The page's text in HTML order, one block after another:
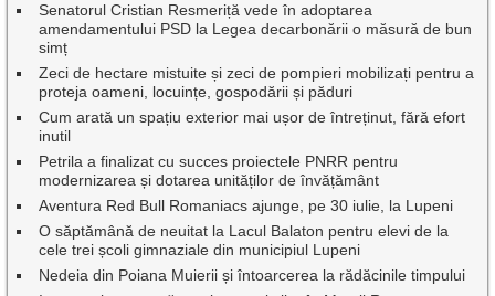
Senatorul Cristian Resmeriță vede în adoptarea
amendamentului PSD la Legea decarbonării o măsură de bun
simț
Zeci de hectare mistuite și zeci de pompieri mobilizați pentru a
proteja oameni, locuințe, gospodării și păduri
Cum arată un spațiu exterior mai ușor de întreținut, fără efort
inutil
Petrila a finalizat cu succes proiectele PNRR pentru
modernizarea și dotarea unităților de învățământ
Aventura Red Bull Romaniacs ajunge, pe 30 iulie, la Lupeni
O săptămână de neuitat la Lacul Balaton pentru elevi de la
cele trei școli gimnaziale din municipiul Lupeni
Nedeia din Poiana Muierii și întoarcerea la rădăcinile timpului